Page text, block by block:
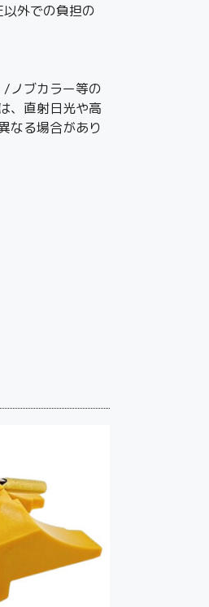
外での負担の
/ノブカラー等の
、直射日光や高
なる場合があり